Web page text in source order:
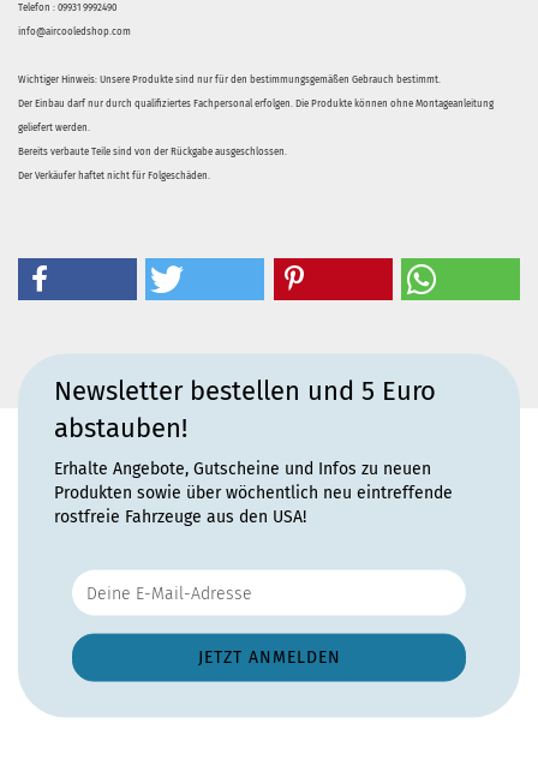
Telefon : 09931 9992490
info@aircooledshop.com
Wichtiger Hinweis: Unsere Produkte sind nur für den bestimmungsgemäßen Gebrauch bestimmt.
Der Einbau darf nur durch qualifiziertes Fachpersonal erfolgen. Die Produkte können ohne Montageanleitung
geliefert werden.
Bereits verbaute Teile sind von der Rückgabe ausgeschlossen.
Der Verkäufer haftet nicht für Folgeschäden.
Newsletter bestellen und 5 Euro
abstauben!
Erhalte Angebote, Gutscheine und Infos zu neuen
Produkten sowie über wöchentlich neu eintreffende
rostfreie Fahrzeuge aus den USA!